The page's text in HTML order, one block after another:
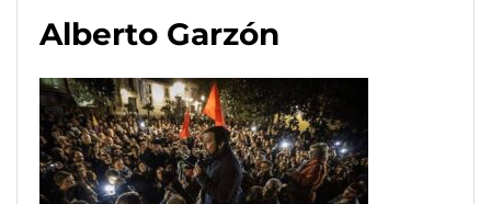
Alberto Garzón